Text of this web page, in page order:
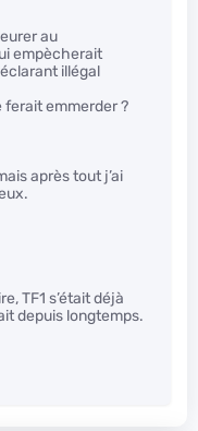
au
empècherait
illégal
ferait emmerder ?
après tout j’ai
TF1 s’était déjà
depuis longtemps.